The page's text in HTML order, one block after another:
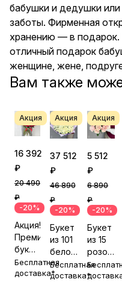
бабушки и дедушки или
заботы. Фирменная
хранению — в
отличный подарок
женщине, жене,
Вам также
Акция
16 392
₽
20 490
₽
-20%
Акция!
Премиум
букет
с 51
розой
Бесплатная
доставка*
Акция
37 512
₽
46 890
₽
-20%
Букет
из 101
белой
розы
в
Бесплатная
доставка*
Акция
5 512
₽
6 890
₽
-20%
Букет
из 15
розовых
роз
под